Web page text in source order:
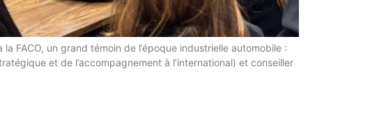
FACO, un grand témoin de l’époque industrielle automobile :
et de l’accompagnement à l’international) et conseiller